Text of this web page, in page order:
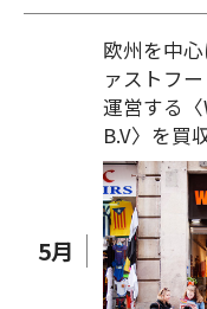
5月
欧州を中
ァストフ
運営する
B.V〉を買